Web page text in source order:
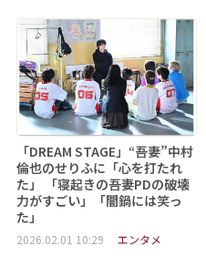
「DREAM STAGE」“吾妻”中村
倫也のせりふに「心を打たれ
た」 「寝起きの吾妻PDの破壊
力がすごい」「闇鍋には笑っ
た」
2026.02.01 10:29 エンタメ